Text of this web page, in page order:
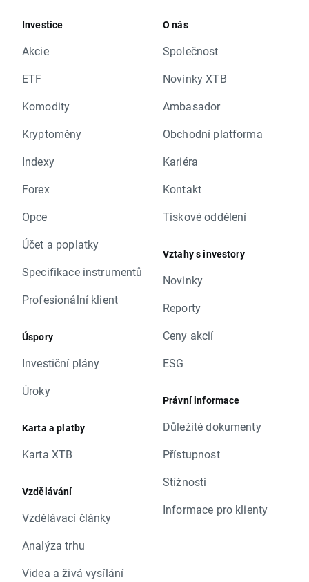
Investice
Akcie
ETF
Komodity
Kryptoměny
Indexy
Forex
Opce
Účet a poplatky
Specifikace instrumentů
Profesionální klient
Úspory
Investiční plány
Úroky
Karta a platby
Karta XTB
Vzdělávání
Vzdělávací články
Analýza trhu
Videa a živá vysílání
O nás
Společnost
Novinky XTB
Ambasador
Obchodní platforma
Kariéra
Kontakt
Tiskové oddělení
Vztahy s investory
Novinky
Reporty
Ceny akcií
ESG
Právní informace
Důležité dokumenty
Přístupnost
Stížnosti
Informace pro klienty